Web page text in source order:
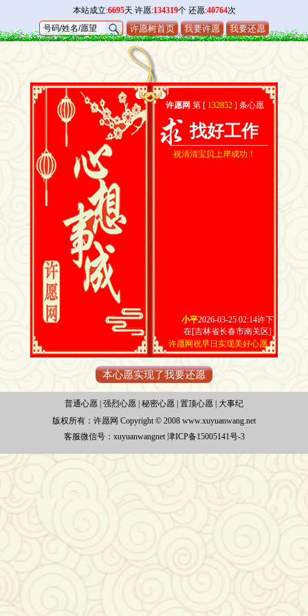
本站成立:6695天 许愿:134319个 还愿:40764次
许愿树首页 我要许愿 我要还愿
许愿网 第 [ 132852 ] 条心愿
找好工作
祝清清宝贝上岸成功！
小平2026-03-25 02:14许下
在[吉林省长春市南关区]
许愿网祝早日实现美好心愿
本心愿实现了我要还愿
普通心愿 强烈心愿 秘密心愿 置顶心愿
大事纪
版权所有： 许愿网 Copyright © 2008 www.xuyuanwang.net
客服微信号：xuyuanwangnet 津ICP备15005141号-3